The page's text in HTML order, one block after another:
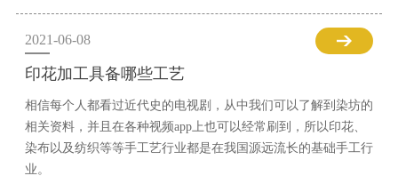
2021-06-08
印花加工具备哪些工艺
相信每个人都看过近代史的电视剧，从中我们可以了解到染坊的
相关资料，并且在各种视频app上也可以经常刷到，所以印花、
染布以及纺织等等手工艺行业都是在我国源远流长的基础手工行
业。